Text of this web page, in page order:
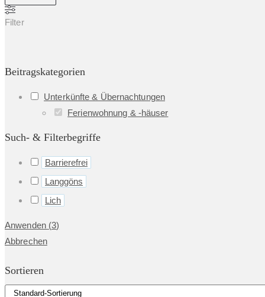
Filter
Beitragskategorien
Unterkünfte & Übernachtungen
Ferienwohnung & -häuser
Such- & Filterbegriffe
Barrierefrei
Langgöns
Lich
Anwenden (3)
Abbrechen
Sortieren